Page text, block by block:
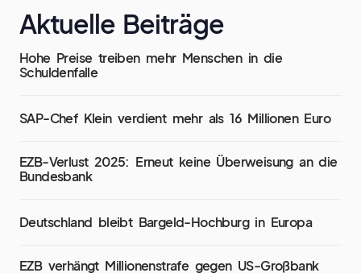
Aktuelle Beiträge
Hohe Preise treiben mehr Menschen in die
Schuldenfalle
SAP-Chef Klein verdient mehr als 16 Millionen Euro
EZB-Verlust 2025: Erneut keine Überweisung an die
Bundesbank
Deutschland bleibt Bargeld-Hochburg in Europa
EZB verhängt Millionenstrafe gegen US-Großbank